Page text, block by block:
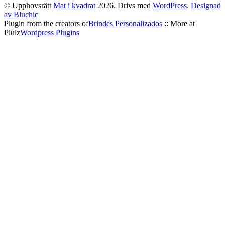
© Upphovsrätt Mat i kvadrat 2026. Drivs med WordPress. Designad
av Bluchic
Plugin from the creators ofBrindes Personalizados :: More at
PlulzWordpress Plugins